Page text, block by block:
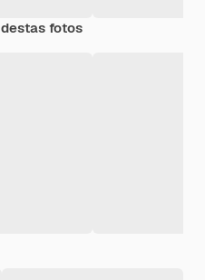
fotos